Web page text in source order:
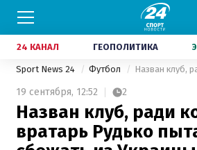
24 КАНАЛ ГЕОПОЛИТИКА
Sport News 24 Футбол
19 сентября, 12:52 2
Назван клуб, ради
вратарь Рудько